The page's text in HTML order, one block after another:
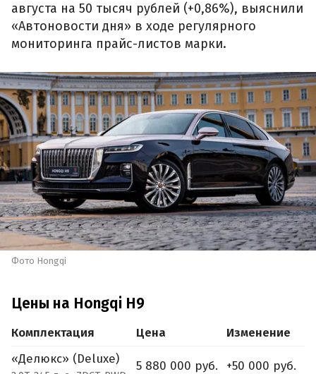
августа на 50 тысяч рублей (+0,86%), выяснили
«Автоновости дня» в ходе регулярного
мониторинга прайс-листов марки.
Фото Hongqi
Цены на Hongqi H9
Комплектация Цена
Изменение
«Делюкс» (Deluxe)
5 880 000 руб. +50 000 руб.